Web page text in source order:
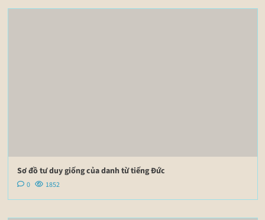
Sơ đồ tư duy giống của danh từ tiếng Đức
0 1852